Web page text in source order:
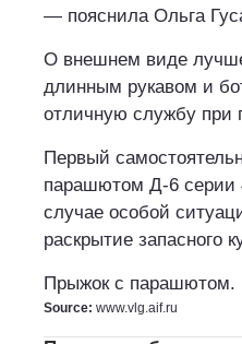
— пояснила Ольга
О внешнем виде
длинным рукавом и
отличную службу при
Первый
парашютом Д-6 серии
случае особой
раскрытие запасного
Прыжок с парашютом.
Source: www.vlg.aif.ru